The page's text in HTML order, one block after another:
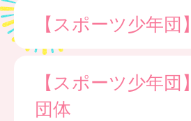
【スポーツ少年
【スポーツ少年
団体